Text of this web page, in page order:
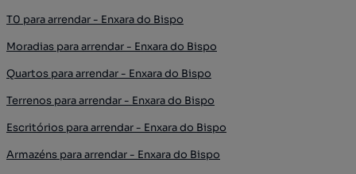
T0 para arrendar - Enxara do Bispo
Moradias para arrendar - Enxara do Bispo
Quartos para arrendar - Enxara do Bispo
Terrenos para arrendar - Enxara do Bispo
Escritórios para arrendar - Enxara do Bispo
Armazéns para arrendar - Enxara do Bispo